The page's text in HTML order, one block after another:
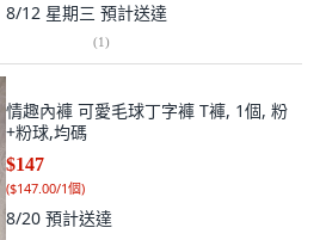
8/12 星期三 預計送達
(1)
情趣內褲 可愛毛球丁字褲 T褲, 1個, 粉
+粉球,均碼
$147
($147.00/1個)
8/20 預計送達